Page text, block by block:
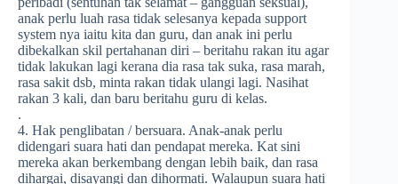
anak perlu luah rasa tidak selesanya kepada support
system nya iaitu kita dan guru, dan anak ini perlu
dibekalkan skil pertahanan diri – beritahu rakan itu agar
tidak lakukan lagi kerana dia rasa tak suka, rasa marah,
rasa sakit dsb, minta rakan tidak ulangi lagi. Nasihat
rakan 3 kali, dan baru beritahu guru di kelas.
.
4. Hak penglibatan / bersuara. Anak-anak perlu
didengari suara hati dan pendapat mereka. Kat sini
mereka akan berkembang dengan lebih baik, dan rasa
dihargai, disayangi dan dihormati. Walaupun suara hati